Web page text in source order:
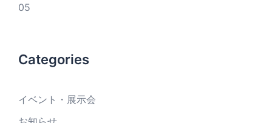
05
Categories
イベント・展示会